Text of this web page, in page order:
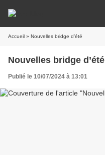
Accueil » Nouvelles bridge d’été
Nouvelles bridge d’été
Publié le 10/07/2024 à 13:01